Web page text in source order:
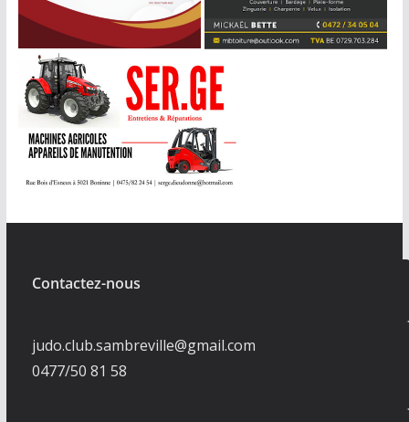
Contactez-nous
judo.club.sambreville@gmail.com
0477/50 81 58